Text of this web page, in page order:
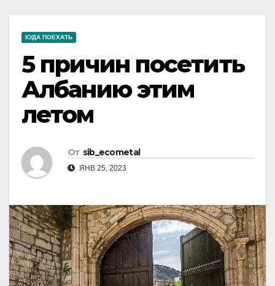
КУДА ПОЕХАТЬ
5 причин посетить
Албанию этим
летом
От sib_ecometal
ЯНВ 25, 2023